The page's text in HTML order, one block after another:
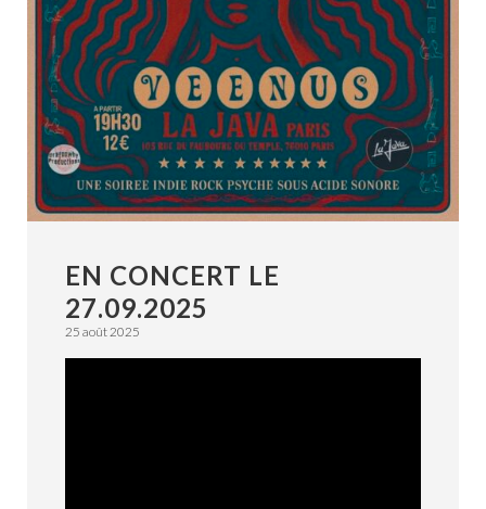
VOIX OFF – VOICE OVER
LIVRES AUDIO
EN CONCERT LE
27.09.2025
25 août 2025